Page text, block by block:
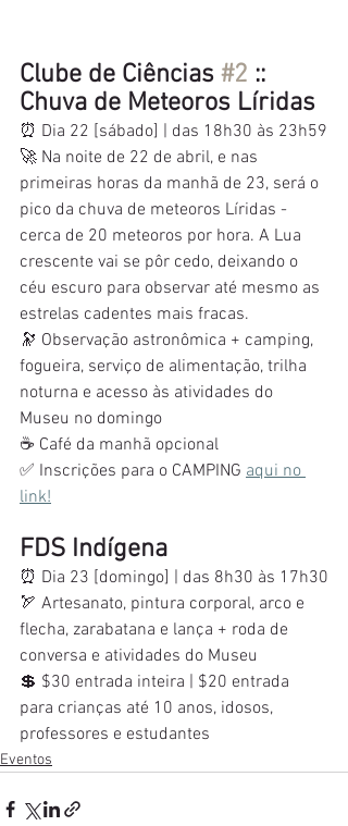
Clube de Ciências #2 ::
Chuva de Meteoros Líridas
⏰ Dia 22 [sábado] | das 18h30 às 23h59
🚀 Na noite de 22 de abril, e nas
primeiras horas da manhã de 23, será o
pico da chuva de meteoros Líridas -
cerca de 20 meteoros por hora. A Lua
crescente vai se pôr cedo, deixando o
céu escuro para observar até mesmo as
estrelas cadentes mais fracas.
🔭 Observação astronômica + camping,
fogueira, serviço de alimentação, trilha
noturna e acesso às atividades do
Museu no domingo
☕ Café da manhã opcional
✅ Inscrições para o CAMPING aqui no
link!
FDS Indígena
⏰ Dia 23 [domingo] | das 8h30 às 17h30
🏹 Artesanato, pintura corporal, arco e
flecha, zarabatana e lança + roda de
conversa e atividades do Museu
💲 $30 entrada inteira | $20 entrada
para crianças até 10 anos, idosos,
professores e estudantes
Eventos